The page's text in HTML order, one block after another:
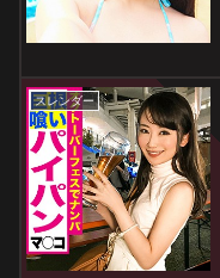
スレンダー